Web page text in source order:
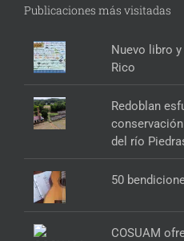
Publicaciones más visitadas
Nuevo libro
Rico
Redoblan
del río
50
COSUAM